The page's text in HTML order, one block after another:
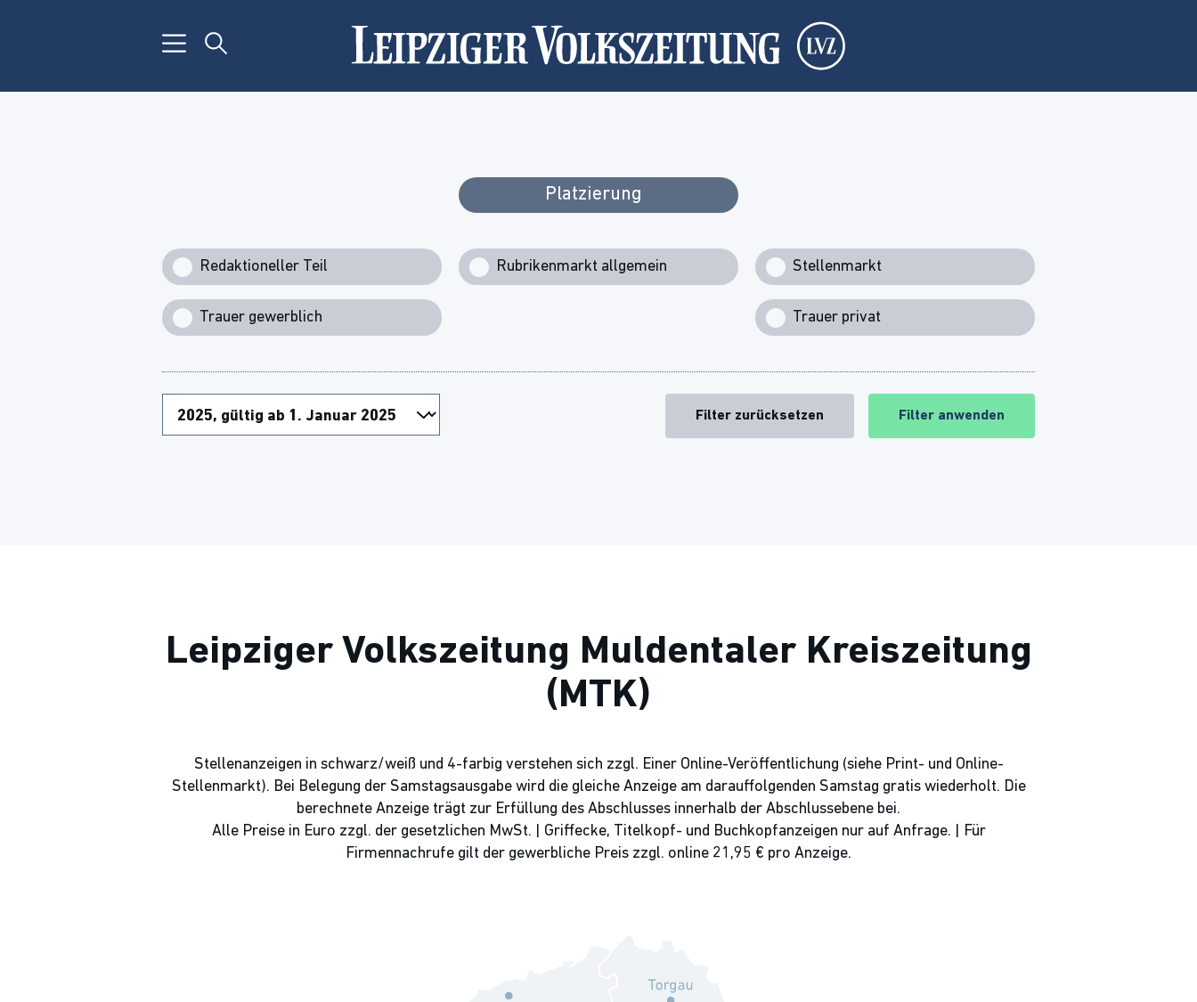
Platzierung
Redaktioneller Teil Rubrikenmarkt allgemein Stellenmarkt
Trauer gewerblich Trauer privat
Filter zurücksetzen Filter anwenden
Leipziger Volkszeitung Muldentaler Kreiszeitung
(MTK)
Stellenanzeigen in schwarz/weiß und 4-farbig verstehen sich zzgl. Einer Online-Veröffentlichung (siehe Print- und Online-
Stellenmarkt). Bei Belegung der Samstagsausgabe wird die gleiche Anzeige am darauffolgenden Samstag gratis wiederholt. Die
berechnete Anzeige trägt zur Erfüllung des Abschlusses innerhalb der Abschlussebene bei.
Alle Preise in Euro zzgl. der gesetzlichen MwSt. | Griffecke, Titelkopf- und Buchkopfanzeigen nur auf Anfrage. | Für
Firmennachrufe gilt der gewerbliche Preis zzgl. online 21,95 € pro Anzeige.